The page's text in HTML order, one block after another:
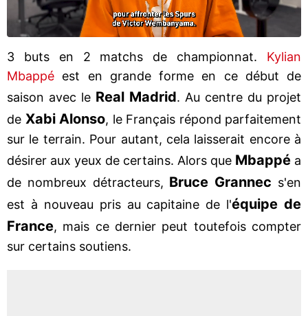
3 buts en 2 matchs de championnat. Kylian
Mbappé est en grande forme en ce début de
saison avec le Real Madrid. Au centre du projet
de Xabi Alonso, le Français répond parfaitement
sur le terrain. Pour autant, cela laisserait encore à
désirer aux yeux de certains. Alors que Mbappé a
de nombreux détracteurs, Bruce Grannec s'en
est à nouveau pris au capitaine de l'équipe de
France, mais ce dernier peut toutefois compter
sur certains soutiens.